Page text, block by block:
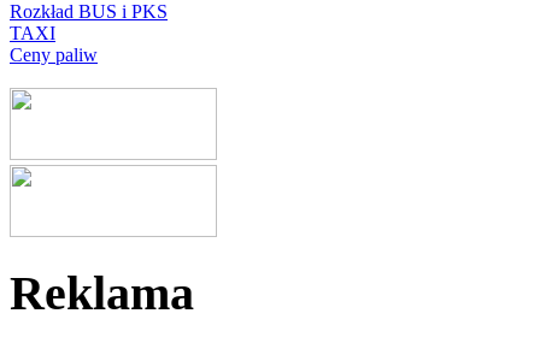
Rozkład BUS i PKS
TAXI
Ceny paliw
Reklama